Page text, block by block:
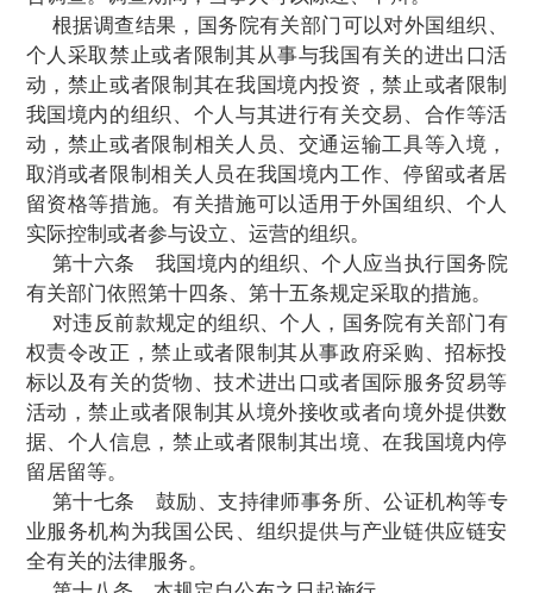
业链供应链相关的调查等信息收集活动的
依法采取相应处理措施。
第十四条外国国家、地区和国际组织
和国际关系基本准则，在产业链供应链方
取歧视性禁止、限制或者其他类似措施，
助实施损害我国产业链供应链安全行为的
关部门有权对有关措施或者行为开展产业
全调查。
国务院有关部门按程序可以采取相应措
不限于禁止或者限制有关货物、技术进出
服务贸易，收取特别费用等。
国务院有关部门可以依照《中华人民共
制裁法》、《实施〈中华人民共和国反外
的规定》等，决定将直接或者间接参与制
实施本条第一款规定的措施或者行为的组
入反制清单，采取反制措施。